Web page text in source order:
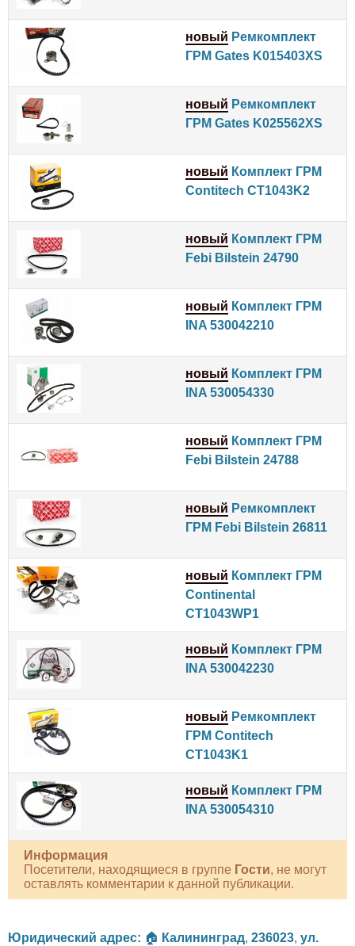
новый Ремкомплект
ГРМ Gates K015403XS
новый Ремкомплект
ГРМ Gates K025562XS
новый Комплект ГРМ
Contitech CT1043K2
новый Комплект ГРМ
Febi Bilstein 24790
новый Комплект ГРМ
INA 530042210
новый Комплект ГРМ
INA 530054330
новый Комплект ГРМ
Febi Bilstein 24788
новый Ремкомплект
ГРМ Febi Bilstein 26811
новый Комплект ГРМ
Continental
CT1043WP1
новый Комплект ГРМ
INA 530042230
новый Ремкомплект
ГРМ Contitech
CT1043K1
новый Комплект ГРМ
INA 530054310
Информация
Посетители, находящиеся в группе Гости, не могут
оставлять комментарии к данной публикации.
Юридический адрес: 🏠 Калининград, 236023, ул.